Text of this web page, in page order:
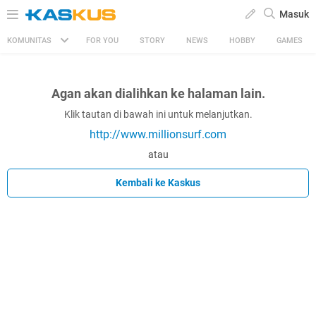
Masuk
KOMUNITAS FOR YOU STORY NEWS HOBBY GAMES
Agan akan dialihkan ke halaman lain.
Klik tautan di bawah ini untuk melanjutkan.
http://www.millionsurf.com
atau
Kembali ke Kaskus